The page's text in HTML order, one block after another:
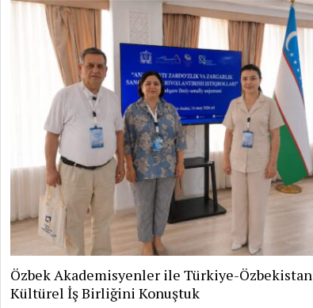
Özbek Akademisyenler ile Türkiye-Özbekistan
Kültürel İş Birliğini Konuştuk